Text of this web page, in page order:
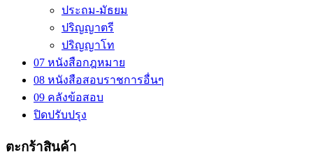
ประถม-มัธยม
ปริญญาตรี
ปริญญาโท
07 หนังสือกฎหมาย
08 หนังสือสอบราชการอื่นๆ
09 คลังข้อสอบ
ปิดปรับปรุง
ตะกร้าสินค้า